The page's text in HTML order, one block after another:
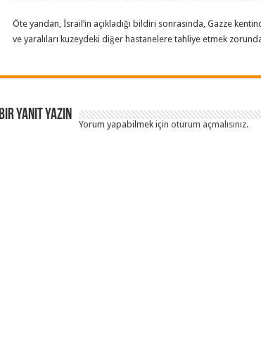
Öte yandan, İsrail’in açıkladığı bildiri sonrasında, Gazze
ve yaralıları kuzeydeki diğer hastanelere tahliye etmek zorunda
Bir yanıt yazın
Yorum yapabilmek için oturum açmalısınız.